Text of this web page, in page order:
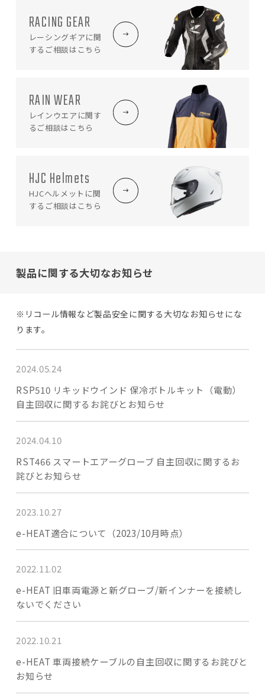
RACING GEAR
レーシングギアに関
する ご相談はこちら
RAIN WEAR
レインウエアに関す
る ご相談はこちら
HJC Helmets
HJCヘルメットに関
する ご相談はこちら
製品に関する大切なお知らせ
※リコール情報など製品安全に関する大切なお知らせにな
ります。
2024.05.24
RSP510 リキッドウインド 保冷ボトルキット（電動）
自主回収に関するお詫びとお知らせ
2024.04.10
RST466 スマートエアーグローブ 自主回収に関するお
詫びとお知らせ
2023.10.27
e-HEAT適合について（2023/10月時点）
2022.11.02
e-HEAT 旧車両電源と新グローブ/新インナーを接続し
ないでください
2022.10.21
e-HEAT 車両接続ケーブルの自主回収に関するお詫びと
お知らせ